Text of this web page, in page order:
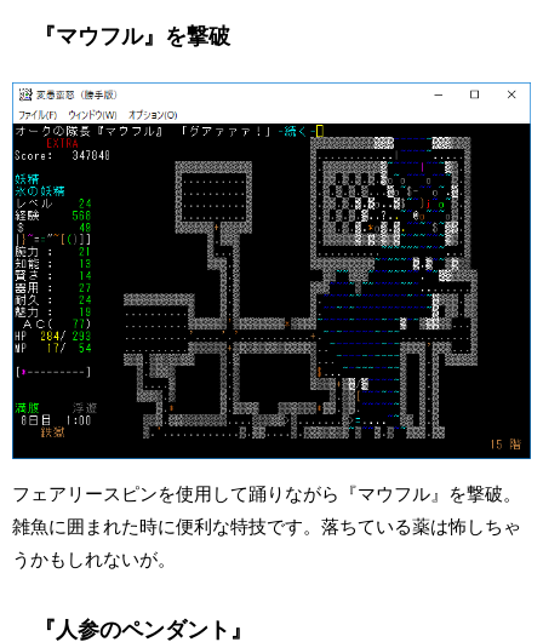
『マウフル』を撃破
フェアリースピンを使用して踊りながら『マウフル』を撃破。
雑魚に囲まれた時に便利な特技です。落ちている薬は怖しちゃ
うかもしれないが。
『人参のペンダント』